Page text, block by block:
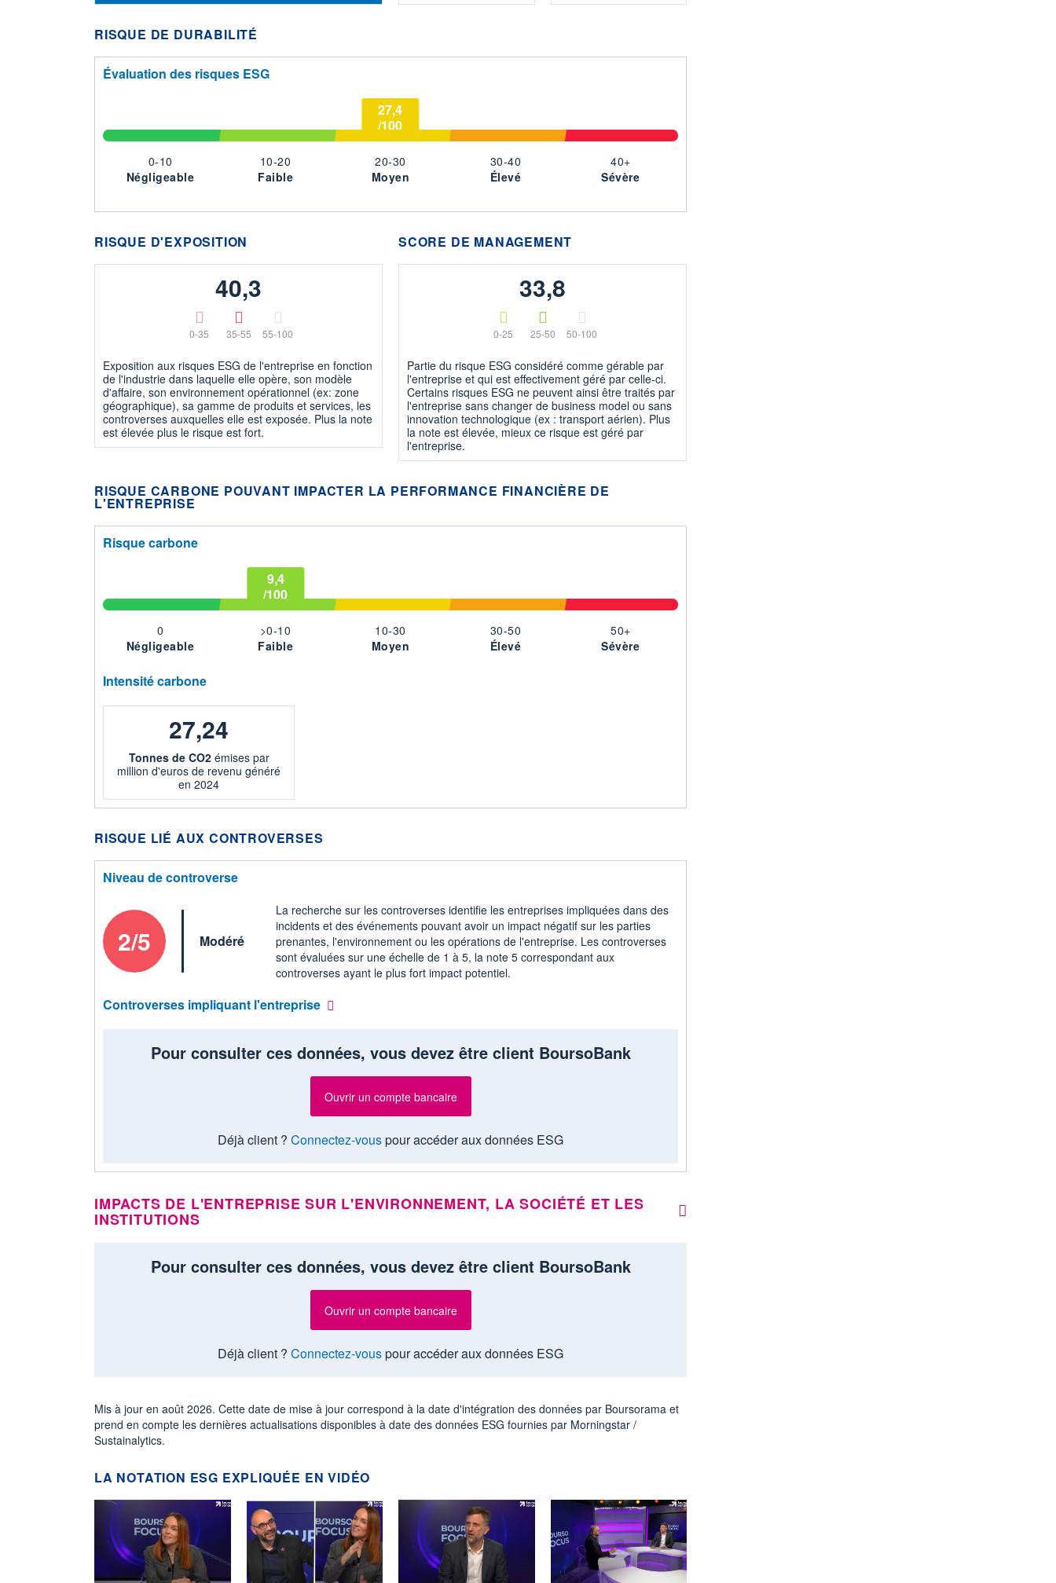
RISQUE DE DURABILITÉ
Évaluation des risques ESG
0-10
Négligeable
10-20
Faible
27,4
/100
20-30
Moyen
30-40
Élevé
40+
Sévère
RISQUE D'EXPOSITION
40,3
55-100
35-55
0-35
Exposition aux risques ESG de l'entreprise en fonction
de l'industrie dans laquelle elle opère, son modèle
d'affaire, son environnement opérationnel (ex: zone
géographique), sa gamme de produits et services, les
controverses auxquelles elle est exposée. Plus la note
est élevée plus le risque est fort.
SCORE DE MANAGEMENT
33,8
50-100
25-50
0-25
Partie du risque ESG considéré comme gérable par
l'entreprise et qui est effectivement géré par celle-ci.
Certains risques ESG ne peuvent ainsi être traités par
l'entreprise sans changer de business model ou sans
innovation technologique (ex : transport aérien). Plus
la note est élevée, mieux ce risque est géré par
l'entreprise.
RISQUE CARBONE POUVANT IMPACTER LA PERFORMANCE FINANCIÈRE DE
L'ENTREPRISE
Risque carbone
0
Négligeable
9,4
/100
>0-10
Faible
10-30
Moyen
30-50
Élevé
50+
Sévère
Intensité carbone
27,24
Tonnes de CO2émises par
million d'euros de revenu généré
en 2024
RISQUE LIÉ AUX CONTROVERSES
Niveau de controverse
2/5 Modéré
La recherche sur les controverses identifie les entreprises impliquées dans des
incidents et des événements pouvant avoir un impact négatif sur les parties
prenantes, l'environnement ou les opérations de l'entreprise. Les controverses
sont évaluées sur une échelle de 1 à 5, la note 5 correspondant aux
controverses ayant le plus fort impact potentiel.
Controverses impliquant l'entreprise
Pour consulter ces données, vous devez être client BoursoBank
Ouvrir un compte bancaire
Déjà client ? Connectez-vouspour accéder aux données ESG
IMPACTS DE L'ENTREPRISE SUR L'ENVIRONNEMENT, LA SOCIÉTÉ ET LES
INSTITUTIONS
Pour consulter ces données, vous devez être client BoursoBank
Ouvrir un compte bancaire
Déjà client ? Connectez-vouspour accéder aux données ESG
Mis à jour en août 2026. Cette date de mise à jour correspond à la date d'intégration des données par Boursorama et
prend en compte les dernières actualisations disponibles à date des données ESG fournies par Morningstar /
Sustainalytics.
LA NOTATION ESG EXPLIQUÉE EN VIDÉO